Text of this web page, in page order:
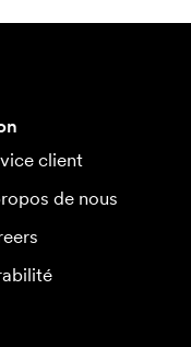
client
de nous